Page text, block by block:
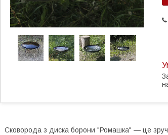
Сковорода з диска борони "Ромашка" — це